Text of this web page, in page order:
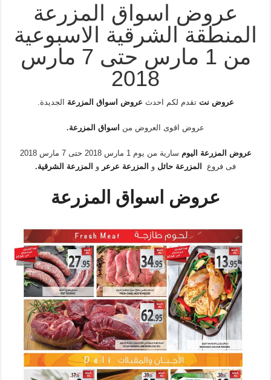
عروض اسواق المزرعة
المنطقة الشرقية الاسبوعية
من 1 مارس حتى 7 مارس
2018
عروض نتتقدم لكم احدث عروض اسواق المزرعةالجديدة.
عروض اقوى العروض من اسواق المزرعة.
عروض المزرعة اليوم
سارية من يوم 1 مارس 2018 حتى 7 مارس 2018
فى فروع
المزرعة حائلو المزرعة عرعر و المزرعة الشرقية.
عروض اسواق المزرعة